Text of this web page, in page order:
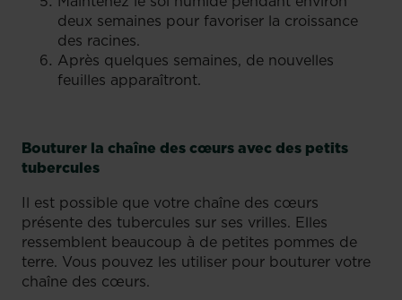
deux semaines pour favoriser la croissance
des racines.
Après quelques semaines, de nouvelles
feuilles apparaîtront.
Bouturer la chaîne des cœurs avec des petits
tubercules
Il est possible que votre chaîne des cœurs
présente des tubercules sur ses vrilles. Elles
ressemblent beaucoup à de petites pommes de
terre. Vous pouvez les utiliser pour bouturer votre
chaîne des cœurs.